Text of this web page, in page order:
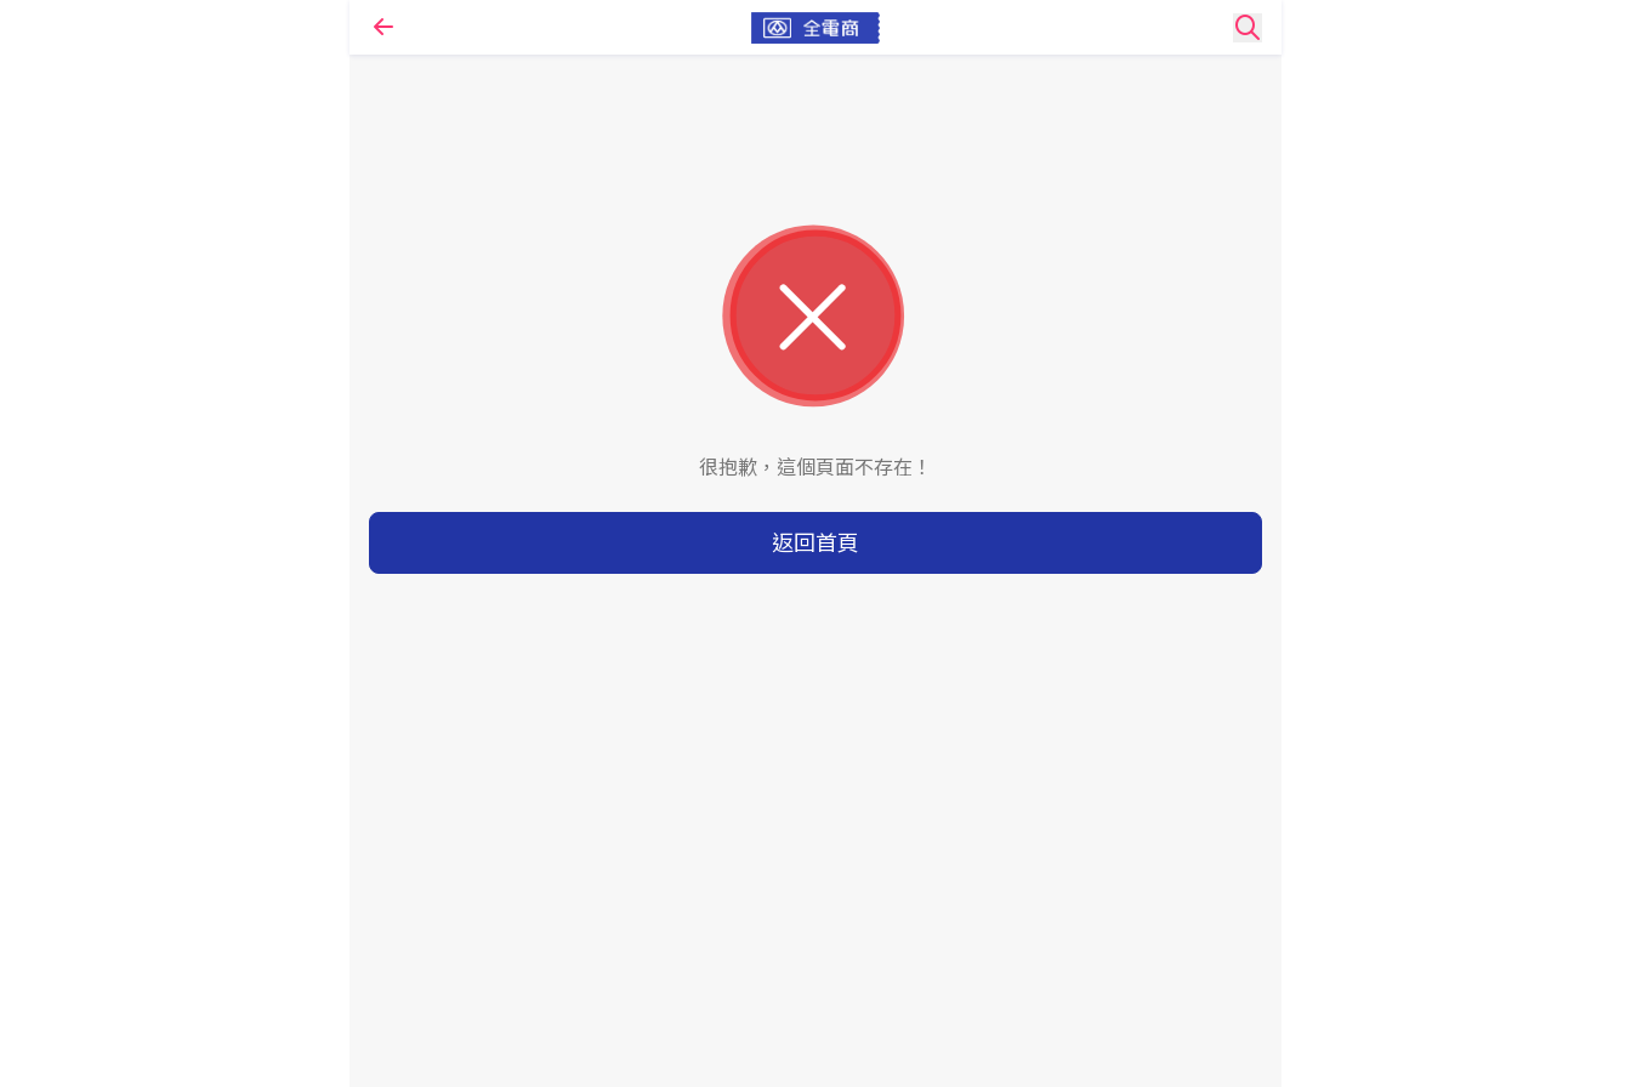
很抱歉，這個頁面不存在！
返回首頁